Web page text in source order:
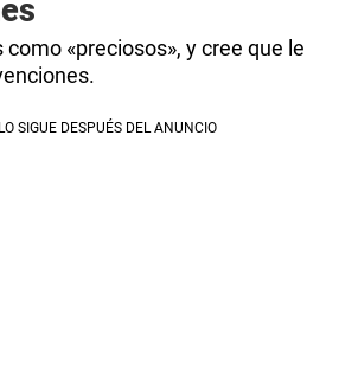
«preciosos», y cree que le